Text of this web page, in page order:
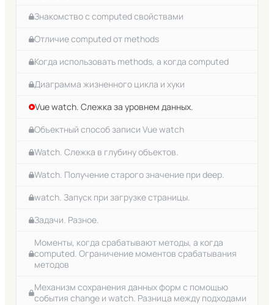
Знакомство с computed свойствами
Отличие computed от methods
Когда использовать methods, а когда computed
Диаграмма жизненного цикла и хуки
Vue watch. Слежка за уровнем данных.
Объектный способ записи Vue watch
Watch. Слежка в глубину объектов.
Watch. Получение старого значение при deep.
watch. Запуск при загрузке страницы.
Задачи. Разное.
Моменты, когда срабатывают методы, а когда
computed. Ограничение моментов срабатывания
методов
Механизм сохранения данных форм с помощью
события change и watch. Разница между подходами